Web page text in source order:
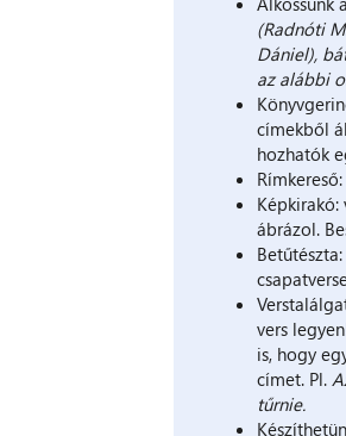
(Radnóti
Dániel),
az alábbi
címekből
hozhatók
ábrázol.
vers
is, hogy
címet. Pl.
tűrnie.